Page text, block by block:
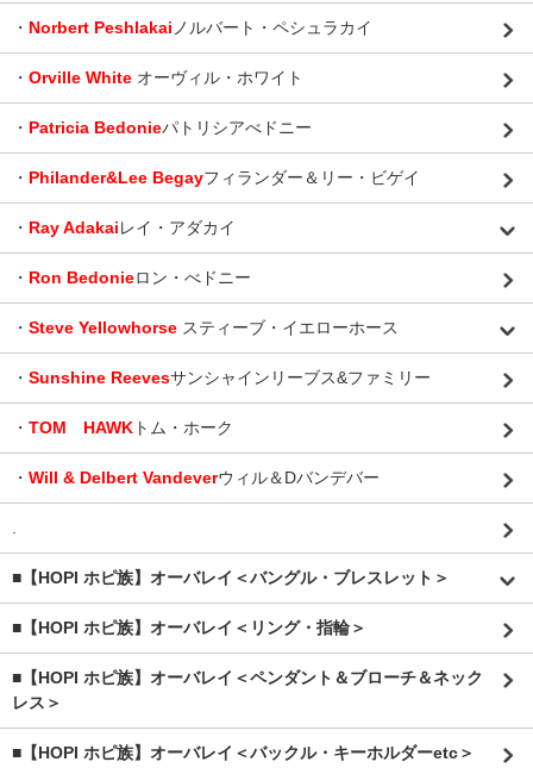
・ Norbert Peshlakai ノルバート・ペシュラカイ
・ Orville White オーヴィル・ホワイト
・ Patricia Bedonieパトリシアべドニー
・ Philander&Lee Begayフィランダー＆リー・ビゲイ
・ Ray Adakaiレイ・アダカイ
・ Ron Bedonieロン・べドニー
・ Steve Yellowhorse スティーブ・イエローホース
・ Sunshine Reevesサンシャインリーブス&ファミリー
・ TOM HAWK トム・ホーク
・ Will & Delbert Vandeverウィル＆Dバンデバー
.
■【HOPI ホピ族】オーバレイ＜バングル・ブレスレット＞
■【HOPI ホピ族】オーバレイ＜リング・指輪＞
■【HOPI ホピ族】オーバレイ＜ペンダント＆ブローチ＆ネック
レス＞
■【HOPI ホピ族】オーバレイ＜バックル・キーホルダーetc＞